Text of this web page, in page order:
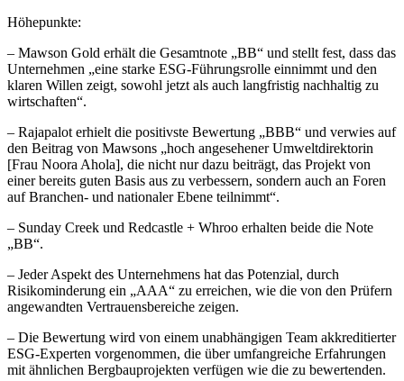
Höhepunkte:
– Mawson Gold erhält die Gesamtnote „BB“ und stellt fest, dass das
Unternehmen „eine starke ESG-Führungsrolle einnimmt und den
klaren Willen zeigt, sowohl jetzt als auch langfristig nachhaltig zu
wirtschaften“.
– Rajapalot erhielt die positivste Bewertung „BBB“ und verwies auf
den Beitrag von Mawsons „hoch angesehener Umweltdirektorin
[Frau Noora Ahola], die nicht nur dazu beiträgt, das Projekt von
einer bereits guten Basis aus zu verbessern, sondern auch an Foren
auf Branchen- und nationaler Ebene teilnimmt“.
– Sunday Creek und Redcastle + Whroo erhalten beide die Note
„BB“.
– Jeder Aspekt des Unternehmens hat das Potenzial, durch
Risikominderung ein „AAA“ zu erreichen, wie die von den Prüfern
angewandten Vertrauensbereiche zeigen.
– Die Bewertung wird von einem unabhängigen Team akkreditierter
ESG-Experten vorgenommen, die über umfangreiche Erfahrungen
mit ähnlichen Bergbauprojekten verfügen wie die zu bewertenden.